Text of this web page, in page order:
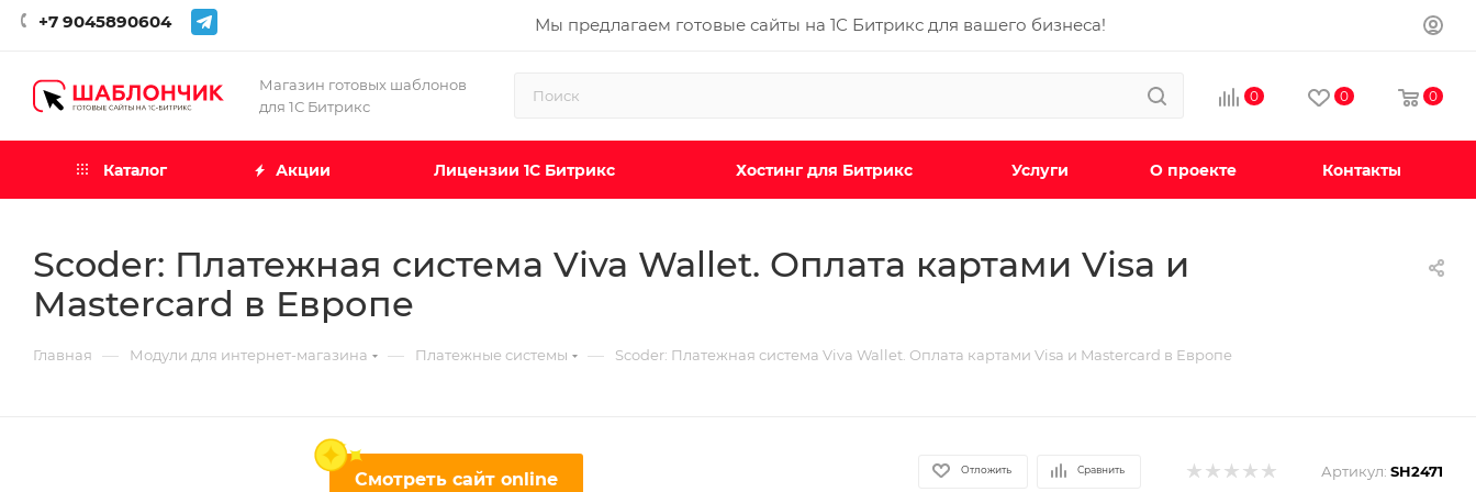
+7 9045890604 Мы предлагаем готовые сайты на 1С Битрикс для вашего бизнеса!
Магазин готовых шаблонов
для 1С Битрикс
0 0 0
Каталог Акции Лицензии 1С Битрикс Хостинг для Битрикс Услуги О проекте Контакты
Scoder: Платежная система Viva Wallet. Оплата картами Visa и
Mastercard в Европе
Главная — Модули для интернет-магазина — Платежные системы — Scoder: Платежная система Viva Wallet. Оплата картами Visa и Mastercard в Европе
Смотреть сайт online Отложить Сравнить Артикул: SH2471